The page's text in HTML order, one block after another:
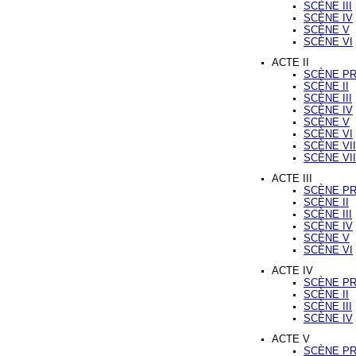
SCÈNE III
SCÈNE IV
SCÈNE V
SCÈNE VI
ACTE II
SCÈNE
SCÈNE II
SCÈNE III
SCÈNE IV
SCÈNE V
SCÈNE VI
SCÈNE VII
SCÈNE VIII
ACTE III
SCÈNE
SCÈNE II
SCÈNE III
SCÈNE IV
SCÈNE V
SCÈNE VI
ACTE IV
SCÈNE
SCÈNE II
SCÈNE III
SCÈNE IV
ACTE V
SCÈNE